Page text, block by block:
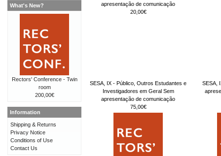
apresentação de comunicação
20,00€
SESA, IX - Público, Outros Estudantes e
Investigadores em Geral Sem
apresentação de comunicação
75,00€
SESA,
What's New?
Rectors' Conference - Twin
room
200,00€
Information
Shipping & Returns
Privacy Notice
Conditions of Use
Contact Us